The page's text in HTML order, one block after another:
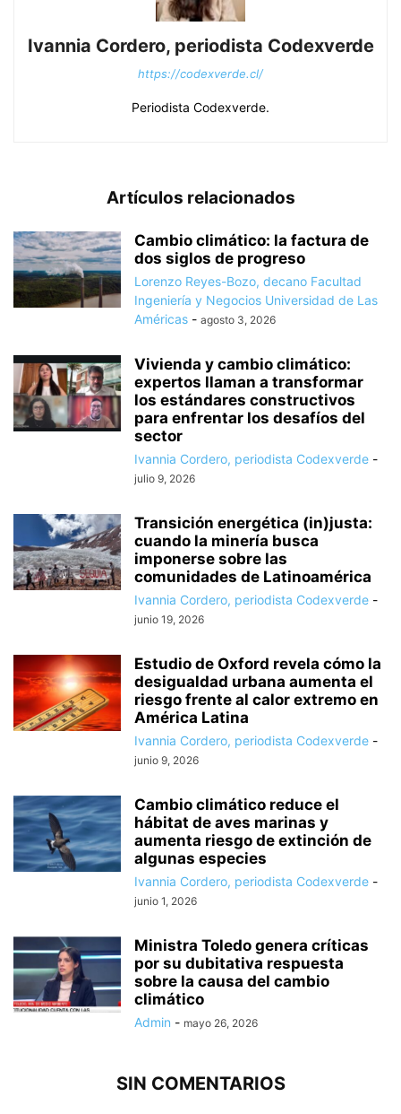
Ivannia Cordero, periodista Codexverde
https://codexverde.cl/
Periodista Codexverde.
Artículos relacionados
Cambio climático: la factura de
dos siglos de progreso
Lorenzo Reyes-Bozo, decano Facultad
Ingeniería y Negocios Universidad de Las
Américas - agosto 3, 2026
Vivienda y cambio climático:
expertos llaman a transformar
los estándares constructivos
para enfrentar los desafíos del
sector
Ivannia Cordero, periodista Codexverde -
julio 9, 2026
Transición energética (in)justa:
cuando la minería busca
imponerse sobre las
comunidades de Latinoamérica
Ivannia Cordero, periodista Codexverde -
junio 19, 2026
Estudio de Oxford revela cómo la
desigualdad urbana aumenta el
riesgo frente al calor extremo en
América Latina
Ivannia Cordero, periodista Codexverde -
junio 9, 2026
Cambio climático reduce el
hábitat de aves marinas y
aumenta riesgo de extinción de
algunas especies
Ivannia Cordero, periodista Codexverde -
junio 1, 2026
Ministra Toledo genera críticas
por su dubitativa respuesta
sobre la causa del cambio
climático
Admin - mayo 26, 2026
SIN COMENTARIOS